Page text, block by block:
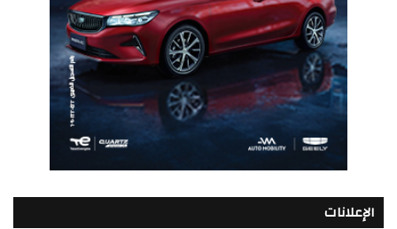
الإعلانات